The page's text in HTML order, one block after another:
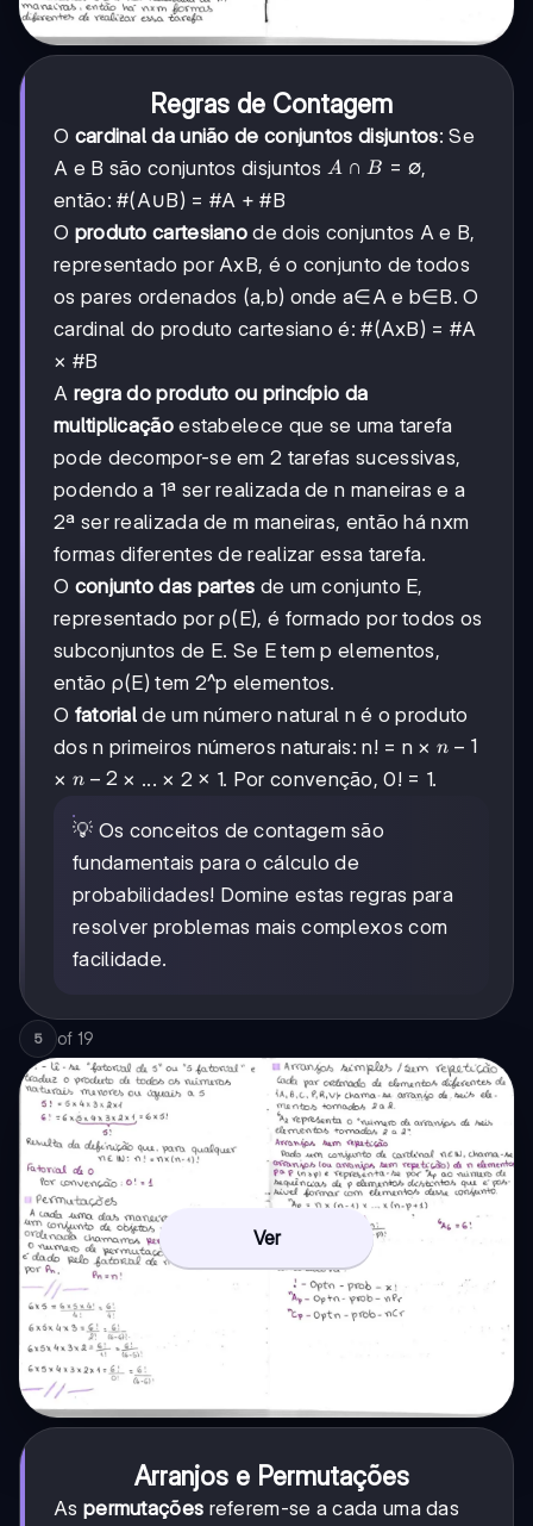
Regras de Contagem
O cardinal da união de conjuntos disjuntos: Se
A e B são conjuntos disjuntosA∩B
A ∩ B = ∅,
então: #(A∪B) = #A + #B
O produto cartesiano de dois conjuntos A e B,
representado por AxB, é o conjunto de todos
os pares ordenados (a,b) onde a∈A e b∈B. O
cardinal do produto cartesiano é: #(AxB) = #A
× #B
A regra do produto ou princípio da
multiplicaçãoestabelece que se uma tarefa
pode decompor-se em 2 tarefas sucessivas,
podendo a 1ª ser realizada de n maneiras e a
2ª ser realizada de m maneiras, então há nxm
formas diferentes de realizar essa tarefa.
O conjunto das partes de um conjunto E,
representado por ρ(E), é formado por todos os
subconjuntos de E. Se E tem p elementos,
então ρ(E) tem 2^p elementos.
O fatorial de um número natural n é o produto
dos n primeiros números naturais: n! = n × n-
n − 1
× n
2
n − 2 × ... × 2 × 1. Por convenção, 0! = 1.
💡 Os conceitos de contagem são
fundamentais para o cálculo de
probabilidades! Domine estas regras para
resolver problemas mais complexos com
facilidade.
5 of 19
Ver
Arranjos e Permutações
As permutações referem-se a cada uma das